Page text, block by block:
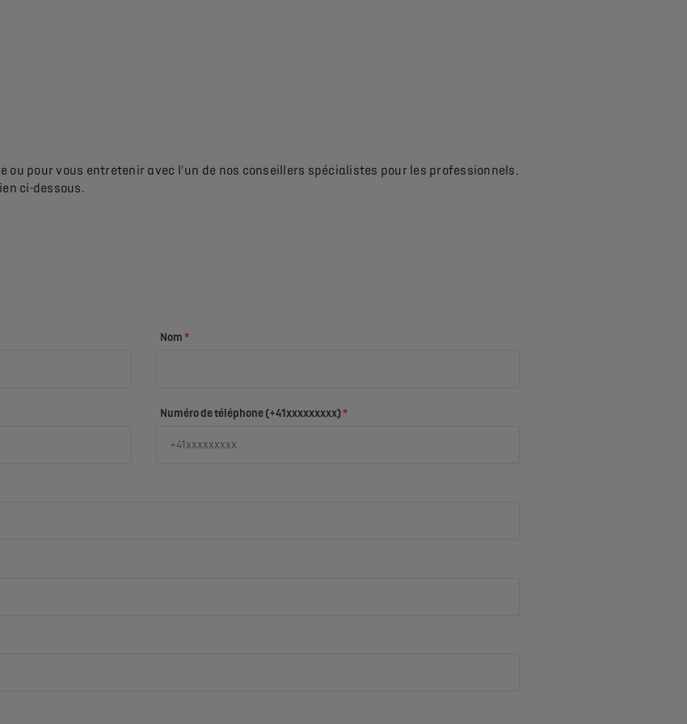
ou pour vous entretenir avec l'un de nos conseillers spécialistes pour les professionnels.
ci-dessous.